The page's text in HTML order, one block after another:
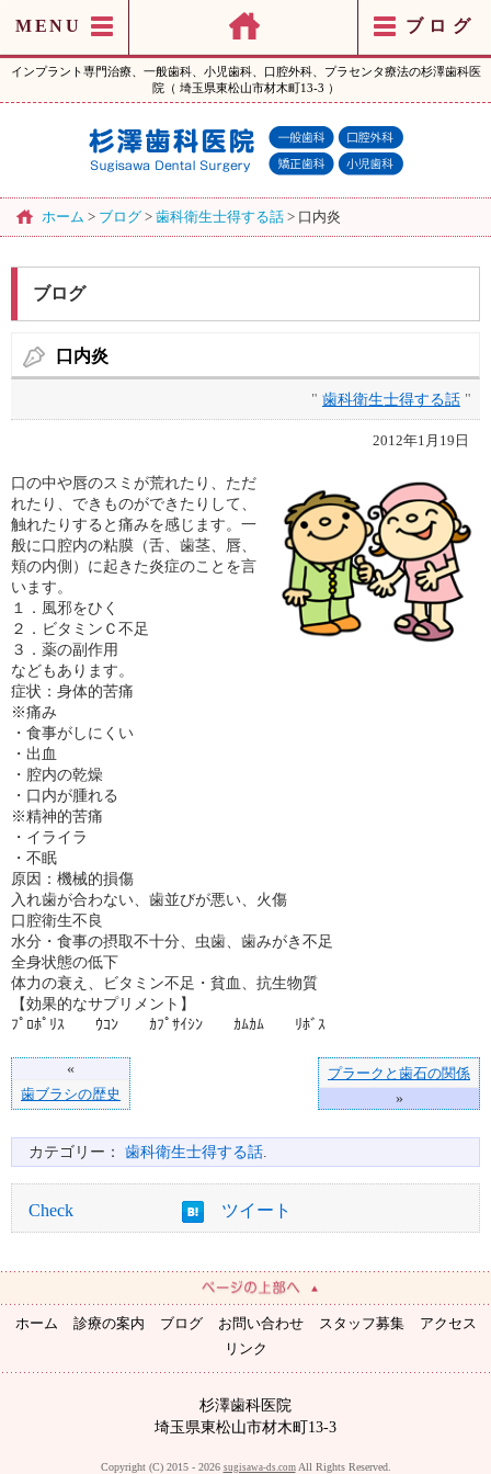
MENU ブログ
インプラント専門治療、一般歯科、小児歯科、口腔外科、プラセンタ療法の杉澤歯科医
院（ 埼玉県東松山市材木町13-3 ）
ホーム > ブログ > 歯科衛生士得する話 > 口内炎
ブログ
口内炎
" 歯科衛生士得する話 "
2012年1月19日
口の中や唇のスミが荒れたり、ただ
れたり、できものができたりして、
触れたりすると痛みを感じます。一
般に口腔内の粘膜（舌、歯茎、唇、
頬の内側）に起きた炎症のことを言
います。
１．風邪をひく
２．ビタミンＣ不足
３．薬の副作用
などもあります。
症状：身体的苦痛
※痛み
・食事がしにくい
・出血
・腔内の乾燥
・口内が腫れる
※精神的苦痛
・イライラ
・不眠
原因：機械的損傷
入れ歯が合わない、歯並びが悪い、火傷
口腔衛生不良
水分・食事の摂取不十分、虫歯、歯みがき不足
全身状態の低下
体力の衰え、ビタミン不足・貧血、抗生物質
【効果的なサプリメント】
ﾌﾟﾛﾎﾟﾘｽ ｳｺﾝ ｶﾌﾟｻｲｼﾝ ｶﾑｶﾑ ﾘﾎﾞｽ
«
歯ブラシの歴史
プラークと歯石の関係
»
カテゴリー： 歯科衛生士得する話
Check ツイート
ホーム 診療の案内 ブログ お問い合わせ スタッフ募集
アクセス
リンク
杉澤歯科医院
埼玉県東松山市材木町13-3
Copyright (C) 2015 - 2026 sugisawa-ds.comAll Rights Reserved.